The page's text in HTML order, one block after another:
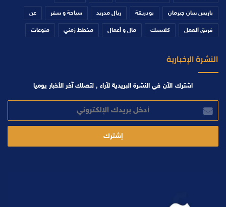
باريس سان جيرمان بودريقة ريال مدريد سياحة و سفر عن
فريق العمل كلاسيك مال و أعمال مخطط زمني منوعات
النشرة الإخبارية
اشترك الآن في النشرة البريدية لآراء , لتصلك آخر الأخبار يوميا
بريدك
الإلكتروني